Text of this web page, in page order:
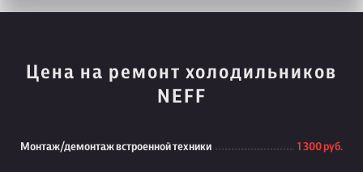
Цена на ремонт холодильников
NEFF
Монтаж/демонтаж встроенной техники 1 300 руб.